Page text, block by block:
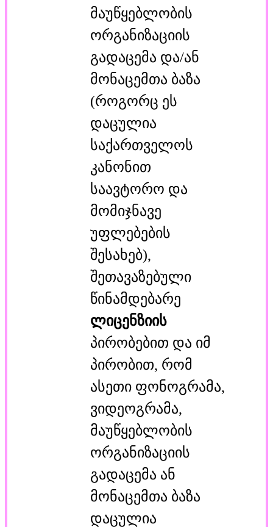
მაუწყებლობის
ორგანიზაციის
გადაცემა და/ან
მონაცემთა ბაზა
(როგორც ეს
დაცულია
საქართველოს
კანონით
საავტორო და
მომიჯნავე
უფლებების
შესახებ),
შეთავაზებული
წინამდებარე
ლიცენზიის
პირობებით და იმ
პირობით, რომ
ასეთი ფონოგრამა,
ვიდეოგრამა,
მაუწყებლობის
ორგანიზაციის
გადაცემა ან
მონაცემთა ბაზა
დაცულია